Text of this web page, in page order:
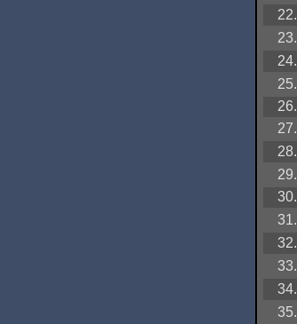
22.
23.
24.
25.
26.
27.
28.
29.
30.
31.
32.
33.
34.
35.